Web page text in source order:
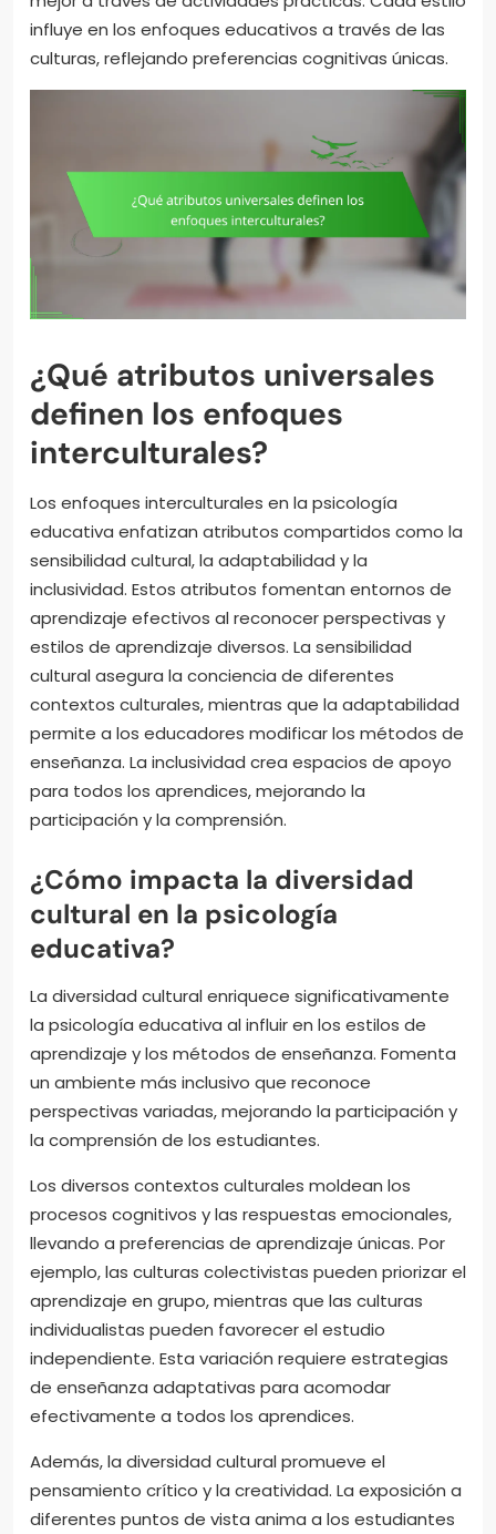
influye en los enfoques educativos a través de las
culturas, reflejando preferencias cognitivas únicas.
¿Qué atributos universales
definen los enfoques
interculturales?
Los enfoques interculturales en la psicología
educativa enfatizan atributos compartidos como la
sensibilidad cultural, la adaptabilidad y la
inclusividad. Estos atributos fomentan entornos de
aprendizaje efectivos al reconocer perspectivas y
estilos de aprendizaje diversos. La sensibilidad
cultural asegura la conciencia de diferentes
contextos culturales, mientras que la adaptabilidad
permite a los educadores modificar los métodos de
enseñanza. La inclusividad crea espacios de apoyo
para todos los aprendices, mejorando la
participación y la comprensión.
¿Cómo impacta la diversidad
cultural en la psicología
educativa?
La diversidad cultural enriquece significativamente
la psicología educativa al influir en los estilos de
aprendizaje y los métodos de enseñanza. Fomenta
un ambiente más inclusivo que reconoce
perspectivas variadas, mejorando la participación y
la comprensión de los estudiantes.
Los diversos contextos culturales moldean los
procesos cognitivos y las respuestas emocionales,
llevando a preferencias de aprendizaje únicas. Por
ejemplo, las culturas colectivistas pueden priorizar el
aprendizaje en grupo, mientras que las culturas
individualistas pueden favorecer el estudio
independiente. Esta variación requiere estrategias
de enseñanza adaptativas para acomodar
efectivamente a todos los aprendices.
Además, la diversidad cultural promueve el
pensamiento crítico y la creatividad. La exposición a
diferentes puntos de vista anima a los estudiantes